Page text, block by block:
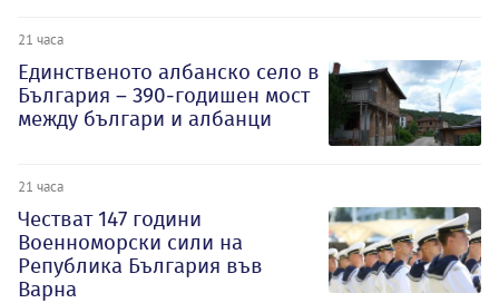
21 часа
Единственото албанско село в
България – 390-годишен мост
между българи и албанци
21 часа
Честват 147 години
Военноморски сили на
Република България във
Варна